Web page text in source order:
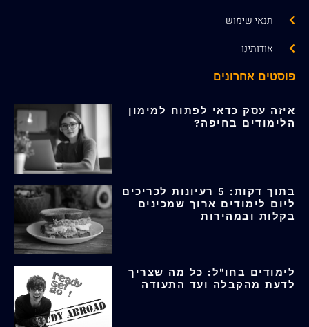
תנאי שימוש
אודותינו
פוסטים אחרונים
איזה עסק כדאי לפתוח למימון
הלימודים בחיפה?
בתוך דקות: 5 רעיונות לכריכים
ליום לימודים ארוך שמכינים
בקלות ובמהירות
לימודים בחו"ל: כל מה שצריך
לדעת מהקבלה ועד התעודה